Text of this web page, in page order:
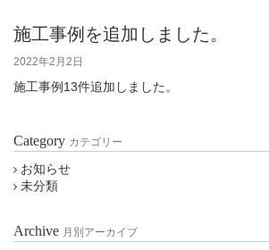
施工事例を追加しました。
2022年2月2日
施工事例13件追加しました。
Category カテゴリー
お知らせ
未分類
Archive 月別アーカイブ